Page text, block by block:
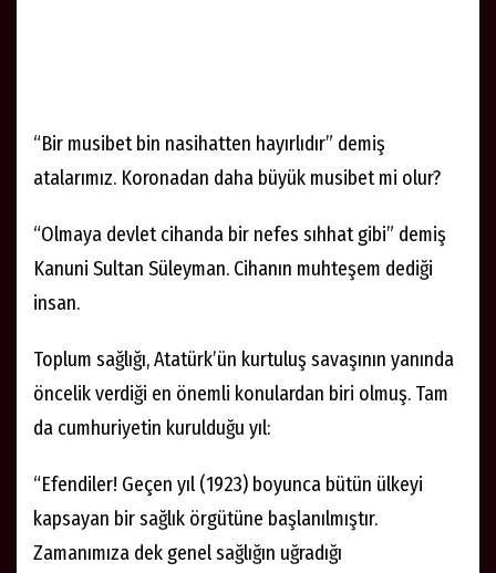
“Bir musibet bin nasihatten hayırlıdır” demiş
atalarımız. Koronadan daha büyük musibet mi olur?
“Olmaya devlet cihanda bir nefes sıhhat gibi” demiş
Kanuni Sultan Süleyman. Cihanın muhteşem dediği
insan.
Toplum sağlığı, Atatürk’ün kurtuluş savaşının yanında
öncelik verdiği en önemli konulardan biri olmuş. Tam
da cumhuriyetin kurulduğu yıl:
“Efendiler! Geçen yıl (1923) boyunca bütün ülkeyi
kapsayan bir sağlık örgütüne başlanılmıştır.
Zamanımıza dek genel sağlığın uğradığı